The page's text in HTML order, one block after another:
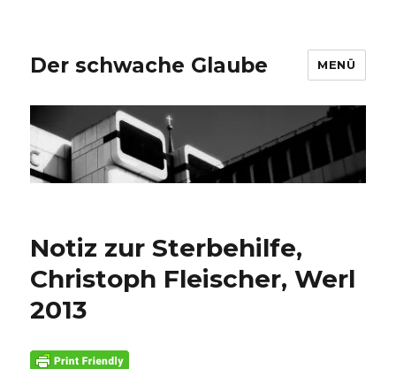
Der schwache Glaube MENÜ
Notiz zur Sterbehilfe,
Christoph Fleischer, Werl
2013